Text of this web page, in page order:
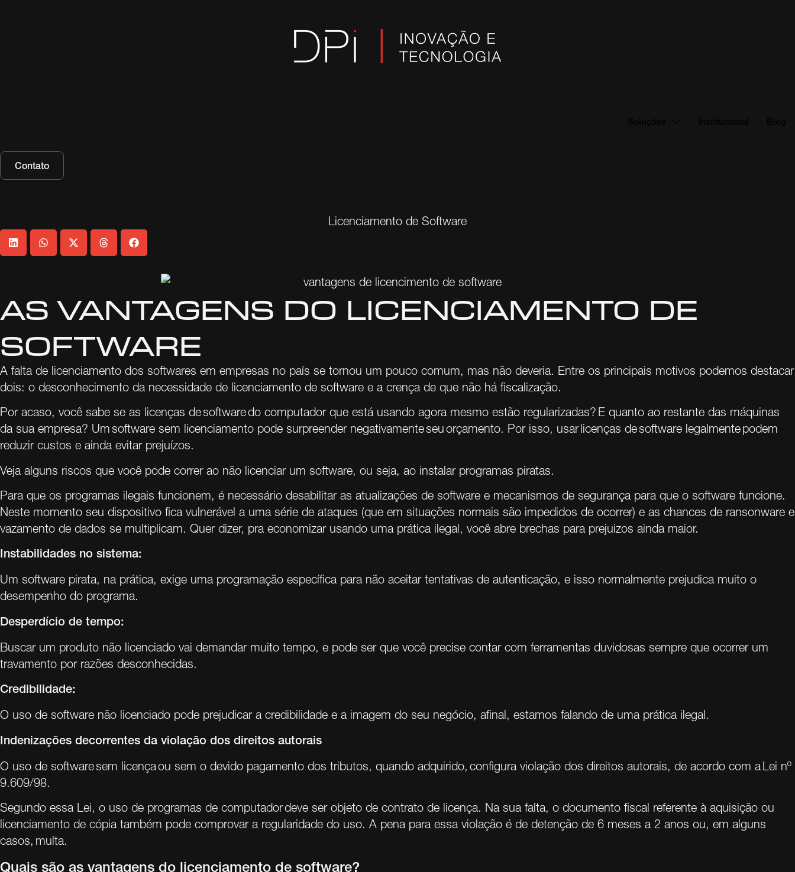
Backup e Proteção de Dados
empresarial é automático, seguro e com
empresas com defesa ativa, detecção de
Desenvolvimento de Software
Desenvolvimento de software sob medida com
a metodologia FlexDev, integrando sistemas e
Produtos e Licenças
Licenciamento de software e hardware para
DPi Labs
Pesquisa aplicada em IA, aprendizado de
Contato
Licenciamento de Software
AS VANTAGENS DO LICENCIAMENTO DE
SOFTWARE
A falta de licenciamento dos softwares em empresas no país se tornou um pouco comum, mas não deveria. Entre os principais motivos podemos destacar
dois: o desconhecimento da necessidade de licenciamento de software e a crença de que não há fiscalização.
Por acaso, você sabe se as licenças de software do computador que está usando agora mesmo estão regularizadas? E quanto ao restante das máquinas
da sua empresa? Um software sem licenciamento pode surpreender negativamente seu orçamento. Por isso, usar licenças de software legalmente podem
reduzir custos e ainda evitar prejuízos.
Veja alguns riscos que você pode correr ao não licenciar um software, ou seja, ao instalar programas piratas.
Para que os programas ilegais funcionem, é necessário desabilitar as atualizações de software e mecanismos de segurança para que o software funcione.
Neste momento seu dispositivo fica vulnerável a uma série de ataques (que em situações normais são impedidos de ocorrer) e as chances de ransonware e
vazamento de dados se multiplicam. Quer dizer, pra economizar usando uma prática ilegal, você abre brechas para prejuizos ainda maior.
Instabilidades no sistema:
Um software pirata, na prática, exige uma programação específica para não aceitar tentativas de autenticação, e isso normalmente prejudica muito o
desempenho do programa.
Desperdício de tempo:
Buscar um produto não licenciado vai demandar muito tempo, e pode ser que você precise contar com ferramentas duvidosas sempre que ocorrer um
travamento por razões desconhecidas.
Credibilidade:
O uso de software não licenciado pode prejudicar a credibilidade e a imagem do seu negócio, afinal, estamos falando de uma prática ilegal.
Indenizações decorrentes da violação dos direitos autorais
O uso de software sem licença ou sem o devido pagamento dos tributos, quando adquirido, configura violação dos direitos autorais, de acordo com a Lei nº
9.609/98.
Segundo essa Lei, o uso de programas de computador deve ser objeto de contrato de licença. Na sua falta, o documento fiscal referente à aquisição ou
licenciamento de cópia também pode comprovar a regularidade do uso. A pena para essa violação é de detenção de 6 meses a 2 anos ou, em alguns
casos, multa.
Quais são as vantagens do licenciamento de software?